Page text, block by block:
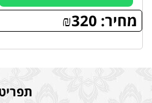
מחיר: ₪320